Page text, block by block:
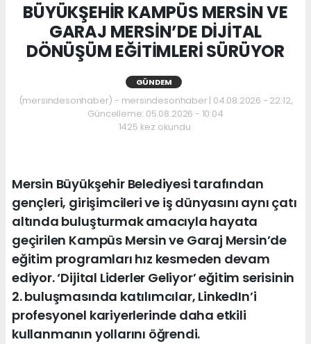
BÜYÜKŞEHİR KAMPÜS MERSİN VE
GARAJ MERSİN’DE DİJİTAL
DÖNÜŞÜM EĞİTİMLERİ SÜRÜYOR
GÜNDEM
(mersindesonhaber) - mersindesonhaber | 04.08.2026 - 22:12,
Güncelleme: 05.08.2026 - 10:04
1425 kez okundu.
Mersin Büyükşehir Belediyesi tarafından
gençleri, girişimcileri ve iş dünyasını aynı çatı
altında buluşturmak amacıyla hayata
geçirilen Kampüs Mersin ve Garaj Mersin’de
eğitim programları hız kesmeden devam
ediyor. ‘Dijital Liderler Geliyor’ eğitim serisinin
2. buluşmasında katılımcılar, LinkedIn’i
profesyonel kariyerlerinde daha etkili
kullanmanın yollarını öğrendi.